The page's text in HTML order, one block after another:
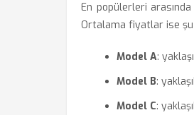
En popülerleri
Ortalama fiyatlar ise
Model A:
Model B:
Model C: